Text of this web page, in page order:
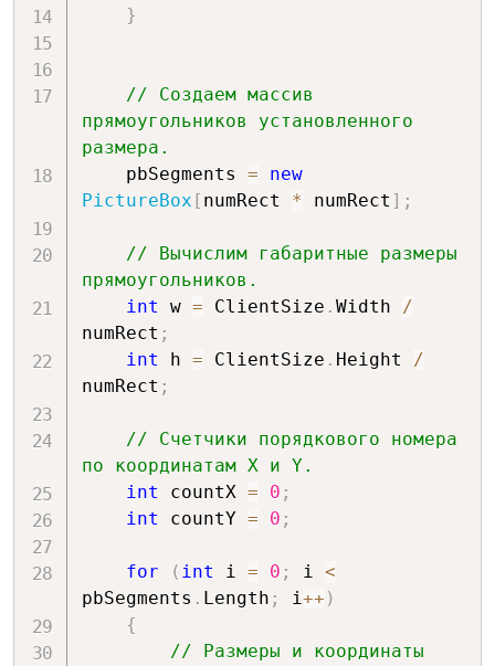
}
// Создаем массив
прямоугольников установленного
размера.
    pbSegments
=
new
PictureBox [ numRect * numRect ] ;
// Вычислим габаритные размеры
прямоугольников.
int w = ClientSize . Width /
numRect ;
int h = ClientSize . Height /
numRect ;
// Счетчики порядкового номера
по координатам Х и Y.
int countX = 0 ;
int countY = 0 ;
for ( int i = 0 ; i <
pbSegments . Length ; i++ )
{
// Размеры и координаты